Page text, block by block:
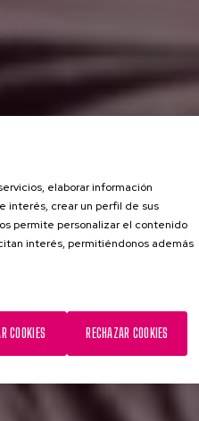
elaborar información
interés, crear un perfil de sus
permite personalizar el contenido
interés, permitiéndonos además
RECHAZAR COOKIES
COOKIES